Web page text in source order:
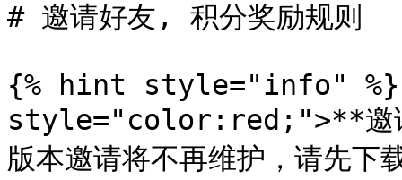
# 邀请好友, 积分奖励规则
{% hint style="info" %}
style="color:red;">**邀请
版本邀请将不再维护，请先下